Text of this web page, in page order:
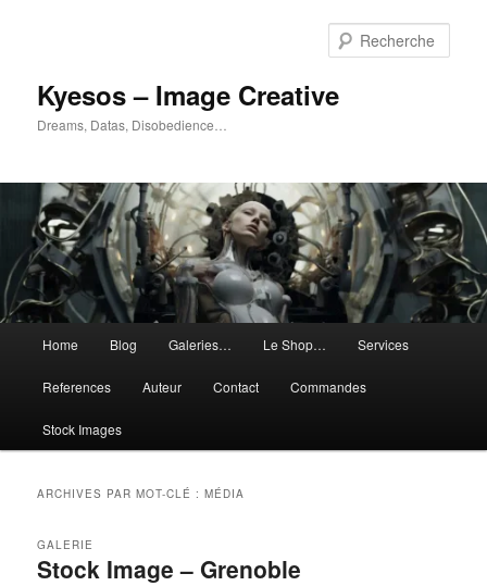
Kyesos – Image Creative
Dreams, Datas, Disobedience…
principal
Home Blog Galeries… Le Shop… Services
References Auteur Contact Commandes
Stock Images
ARCHIVES PAR MOT-CLÉ :MÉDIA
Stock Image – Grenoble
GALERIE